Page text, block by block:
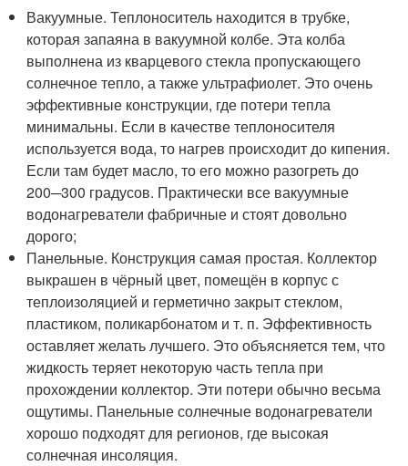
Вакуумные. Теплоноситель находится в трубке,
которая запаяна в вакуумной колбе. Эта колба
выполнена из кварцевого стекла пропускающего
солнечное тепло, а также ультрафиолет. Это очень
эффективные конструкции, где потери тепла
минимальны. Если в качестве теплоносителя
используется вода, то нагрев происходит до кипения.
Если там будет масло, то его можно разогреть до
200─300 градусов. Практически все вакуумные
водонагреватели фабричные и стоят довольно
дорого;
Панельные. Конструкция самая простая. Коллектор
выкрашен в чёрный цвет, помещён в корпус с
теплоизоляцией и герметично закрыт стеклом,
пластиком, поликарбонатом и т. п. Эффективность
оставляет желать лучшего. Это объясняется тем, что
жидкость теряет некоторую часть тепла при
прохождении коллектор. Эти потери обычно весьма
ощутимы. Панельные солнечные водонагреватели
хорошо подходят для регионов, где высокая
солнечная инсоляция.